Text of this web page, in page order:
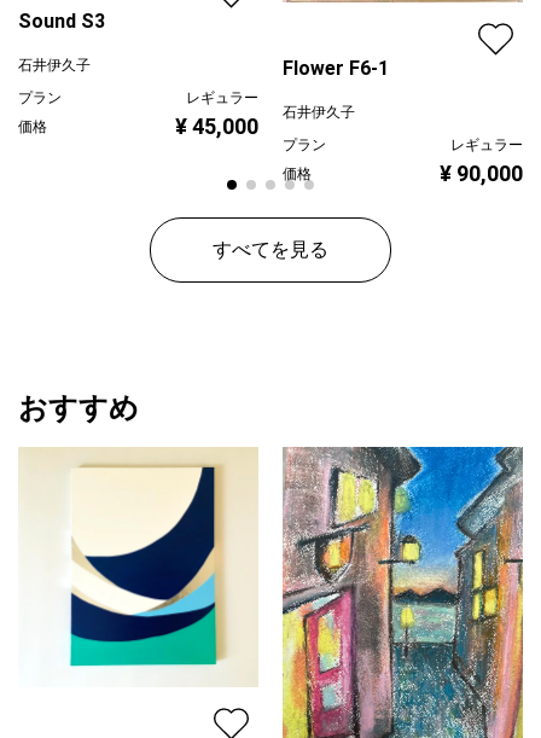
Sound S3
石井伊久子
プラン
レギュラー
価格
¥ 45,000
Flower F6-1
石井伊久子
プラン
レギュラー
価格
¥ 90,000
すべてを見る
おすすめ